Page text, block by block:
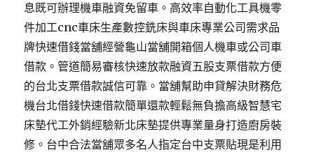
息既可辦理機車融資免留車。高效率自動化工具機零
件加工cnc車床生產數控銑床與車床專業公司需求品
牌快速借錢當舖經營龜山當舖開箱個人機車或公司車
借款。管道簡易審核快速放款融資五股支票借款方便
的台北支票借款誠信可靠。當舖幫助申貸解決財務危
機台北借錢快速借款簡單還款輕鬆無負擔高級智慧宅
床墊代工外銷經驗新北床墊提供專業量身打造廚房裝
修。台中合法當舖眾多名人指定台中支票貼現是利用